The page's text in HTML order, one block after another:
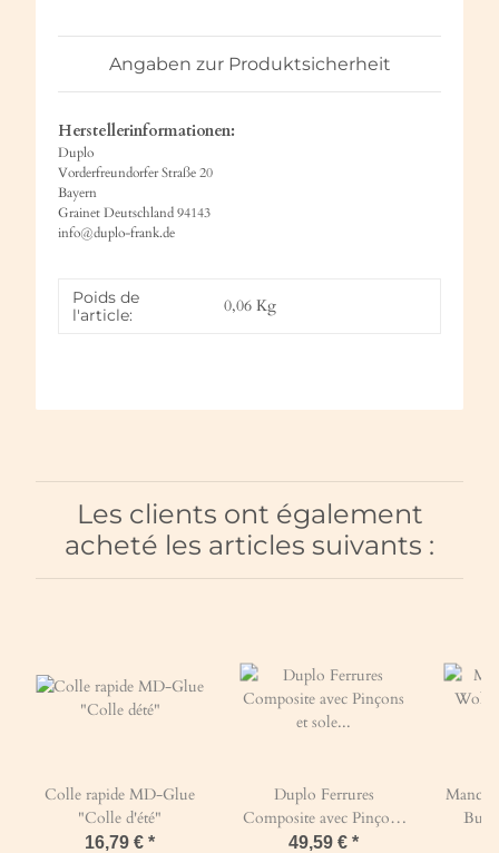
Angaben zur Produktsicherheit
Herstellerinformationen:
Duplo
Vorderfreundorfer Straße 20
Bayern
Grainet Deutschland 94143
info@duplo-frank.de
Poids de
l'article:
0,06 Kg
Les clients ont également
acheté les articles suivants :
Colle rapide MD-Glue
"Colle d'été"
16,79 € *
Duplo Ferrures
Composite avec Pinçons
et sole fermée // Paire
49,59 € *